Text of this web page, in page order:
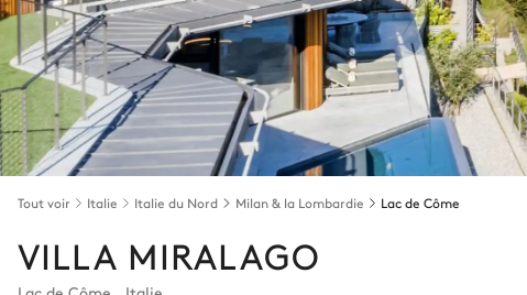
Tout voir Italie Italie du Nord Milan & la Lombardie Lac de Côme
VILLA MIRALAGO